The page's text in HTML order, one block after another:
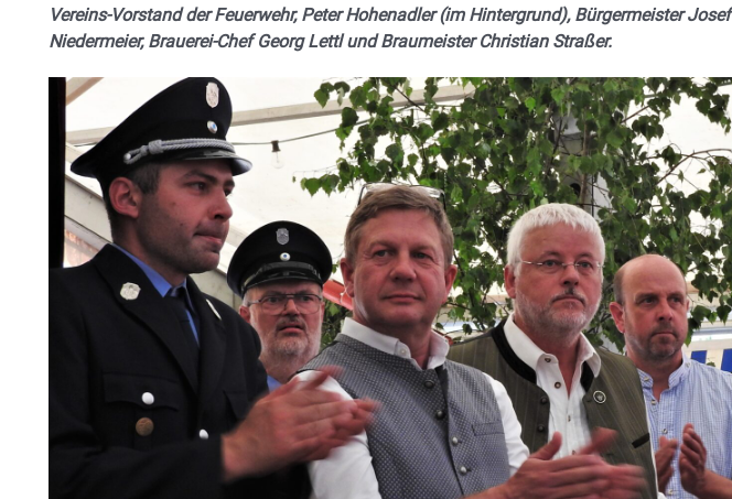
Vereins-Vorstand der Feuerwehr, Peter Hohenadler (im Hintergrund), Bürgermeister Josef
Niedermeier, Brauerei-Chef Georg Lettl und Braumeister Christian Straßer.